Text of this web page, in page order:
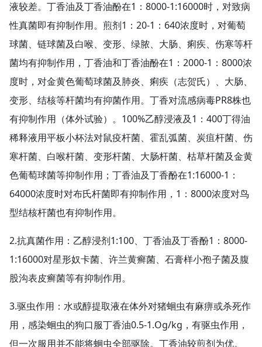
液较差。丁香油及丁香油酚在1：8000-1:16000时，对致病
性真菌即有抑制作用。煎剂1：20-1：640浓度时，对葡萄
球菌、链球菌及白喉、变形、绿脓、大肠、痢疾、伤寒等杆
菌均有抑制作用，丁香油和丁香油酚在1：2000-1：8000浓
度时，对金黄色葡萄球菌及肺炎、痢疾（志贺氏）、大肠、
变形、结核等杆菌均有抑菌作用。丁香对流感病毒PR8株也
有抑制作用（体外试验）。100%乙醇浸液及1：400丁得油
稀释液用平板小杯法对鼠疫杆菌、霍乱弧菌、炭疽杆菌、伤
寒杆菌、白喉杆菌、变形杆菌、大肠杆菌、枯草杆菌及金黄
色葡萄球菌等抑制作用；丁香油及丁香酚在1:16000-1：
64000浓度时对布氏杆菌即有抑制作用，1：8000浓度对鸟
型结核杆菌也有抑制作用。
2.抗真菌作用：乙醇浸剂1:100、丁香油及丁香酚1：8000-
1:16000对星形奴卡菌、许兰黄癣菌、石膏样小孢子菌及腹
股沟表皮癣菌等有抑制作用。
3.驱虫作用：水或醇提取液在体外对猪蛔虫有麻痹或杀死作
用，感染蛔虫的狗口服丁香油0.5-1.Og/kg，有驱虫作用，
但一次服用并不能将蛔虫全部驱除。丁香油较煎剂为优。